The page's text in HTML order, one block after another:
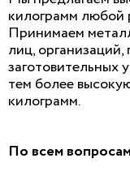
килограмм любой
Принимаем
лиц,
заготовительных
тем более
килограмм.
По всем